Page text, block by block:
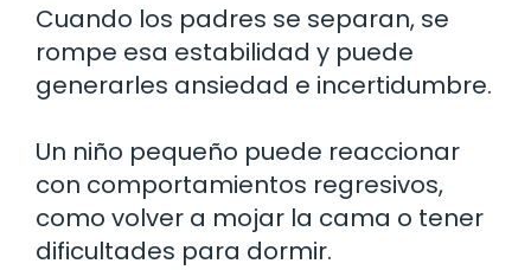
Cuando los padres se separan, se
rompe esa estabilidad y puede
generarles ansiedad e incertidumbre.
Un niño pequeño puede reaccionar
con comportamientos regresivos,
como volver a mojar la cama o tener
dificultades para dormir.